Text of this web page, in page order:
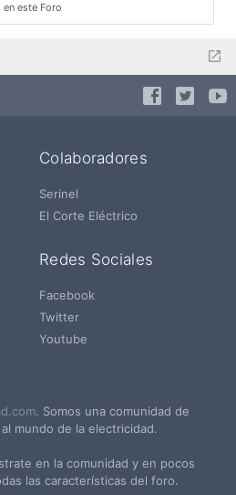
este Foro
Colaboradores
Serinel
El Corte Eléctrico
Redes Sociales
Facebook
Twitter
Youtube
. Somos una comunidad de
mundo de la electricidad.
en la comunidad y en pocos
las características del foro.